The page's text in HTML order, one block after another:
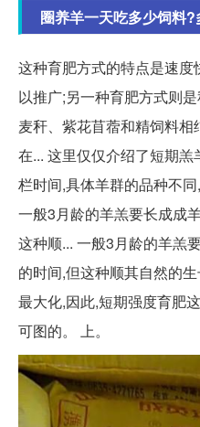
圈养羊一天吃多少饲料
这种育肥方式的特点是速
以推广;另一种育肥方式则
麦秆、紫花苜蓿和精饲料
在... 这里仅仅介绍了短期
栏时间,具体羊群的品种不
一般3月龄的羊羔要长成成
这种顺... 一般3月龄的羊羔
的时间,但这种顺其自然的
最大化,因此,短期强度育肥
可图的。 上。